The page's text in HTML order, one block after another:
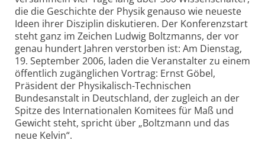
die die Geschichte der Physik genauso wie neueste
Ideen ihrer Disziplin diskutieren. Der Konferenzstart
steht ganz im Zeichen Ludwig Boltzmanns, der vor
genau hundert Jahren verstorben ist: Am Dienstag,
19. September 2006, laden die Veranstalter zu einem
öffentlich zugänglichen Vortrag: Ernst Göbel,
Präsident der Physikalisch-Technischen
Bundesanstalt in Deutschland, der zugleich an der
Spitze des Internationalen Komitees für Maß und
Gewicht steht, spricht über „Boltzmann und das
neue Kelvin“.